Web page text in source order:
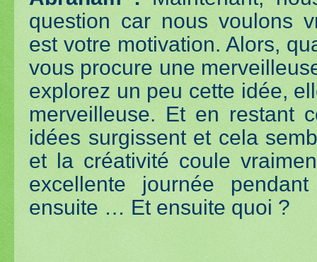
question car nous voulons
est votre motivation. Alors,
vous procure une
explorez un peu cette idée,
merveilleuse. Et en restant
idées surgissent et cela
et la créativité coule
excellente journée
ensuite … Et ensuite quoi ?